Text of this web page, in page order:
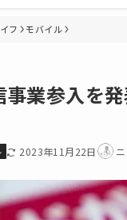
フ モバイル
事業参入を
2023年11月22日